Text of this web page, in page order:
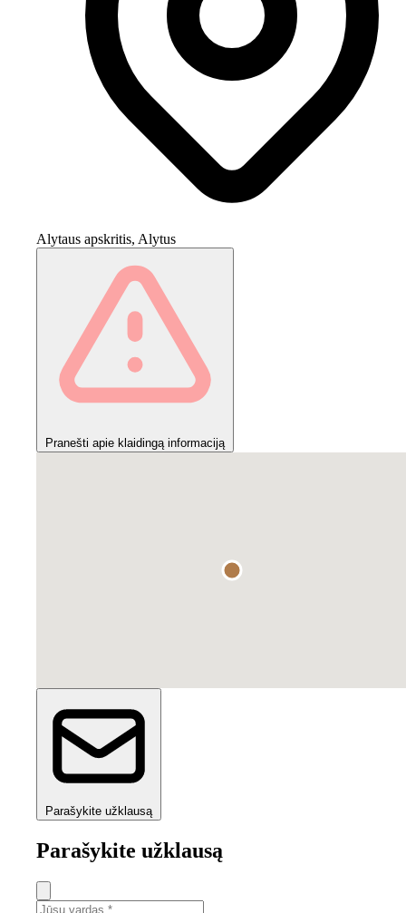
Alytaus apskritis, Alytus
Pranešti apie klaidingą informaciją
Parašykite užklausą
Parašykite užklausą